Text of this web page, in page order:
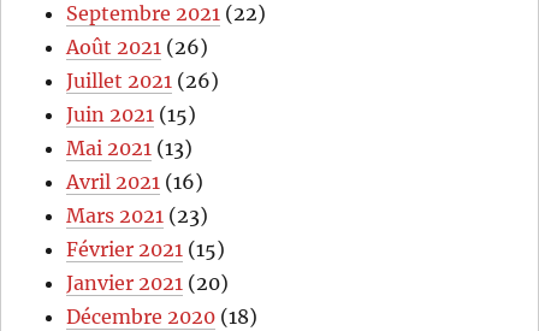
Septembre 2021 (22)
Août 2021 (26)
Juillet 2021 (26)
Juin 2021 (15)
Mai 2021 (13)
Avril 2021 (16)
Mars 2021 (23)
Février 2021 (15)
Janvier 2021 (20)
Décembre 2020 (18)